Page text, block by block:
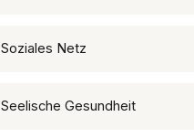
Soziales Netz
Seelische Gesundheit